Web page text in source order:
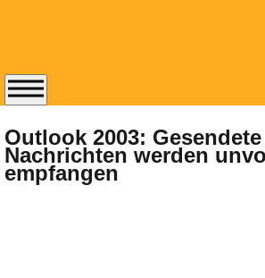
Outlook 2003: Gesendete
Nachrichten werden
empfangen
Abonnieren Sie den
14-tägig
erscheinenden
Newsletter von